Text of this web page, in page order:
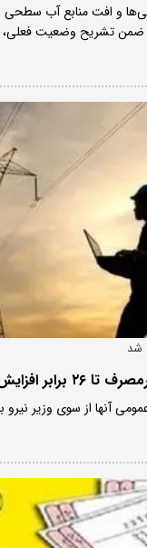
و افت منابع آب سطحی و
شد
افزایش یافت
آنها از سوی وزیر نیرو